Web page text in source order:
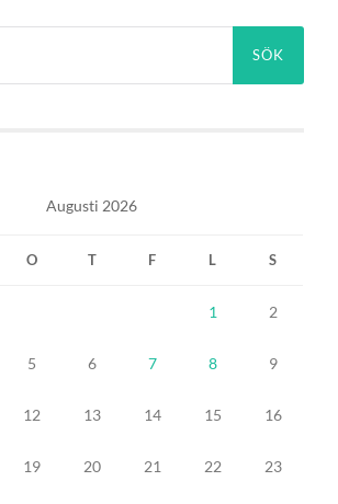
Augusti 2026
O T F L S
1 2
5 6 7 8 9
12 13 14 15 16
19 20 21 22 23